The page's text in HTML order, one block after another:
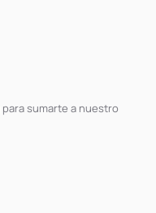
para sumarte a nuestro